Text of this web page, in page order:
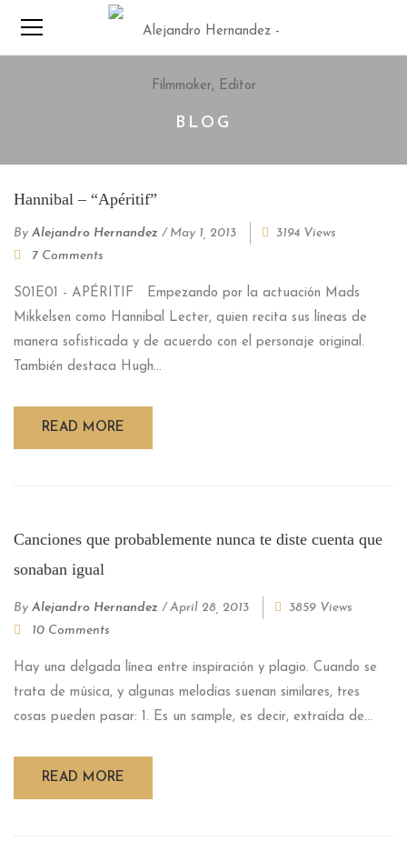
BLOG
Hannibal – “Apéritif”
By Alejandro Hernandez / May 1, 2013
3194 Views
7 Comments
S01E01 - APÉRITIF Empezando por la actuación Mads
Mikkelsen como Hannibal Lecter, quien recita sus líneas de
manera sofisticada y de acuerdo con el personaje original.
También destaca Hugh...
READ MORE
Canciones que probablemente nunca te diste cuenta que
sonaban igual
By Alejandro Hernandez /April 28, 2013
3859 Views
10 Comments
Hay una delgada línea entre inspiración y plagio. Cuando se
trata de música, y algunas melodías suenan similares, tres
cosas pueden pasar: 1. Es un sample, es decir, extraída de...
READ MORE